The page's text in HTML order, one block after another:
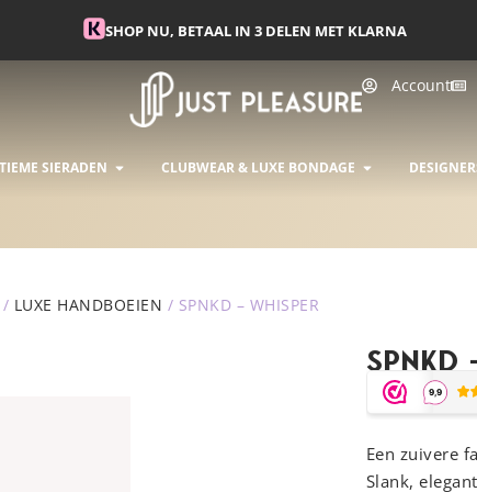
🌸 10% KORTING | CODE ZOMER10 | T/M 15/6
Account
SIERADEN OPEN INTIEME SIERADEN
CLUBWEAR & LUXE BONDAGE OPEN
/ LUXE HANDBOEIEN / SPNKD – WHISPER
Een zuivere
Slank,